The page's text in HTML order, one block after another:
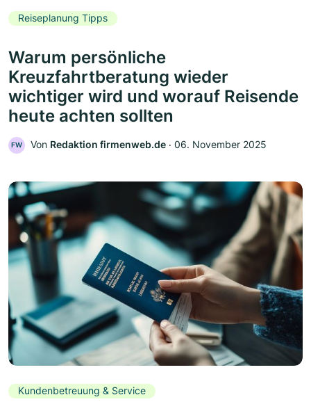
Reiseplanung Tipps
Warum persönliche
Kreuzfahrtberatung wieder
wichtiger wird und worauf Reisende
heute achten sollten
FW Von Redaktion firmenweb.de ‧ 06. November 2025
Kundenbetreuung & Service